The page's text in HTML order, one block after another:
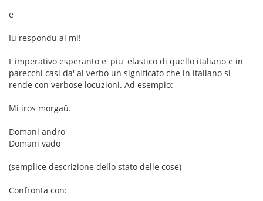
e
Iu respondu al mi!
L'imperativo esperanto e' piu' elastico di quello italiano e in
parecchi casi da' al verbo un significato che in italiano si
rende con verbose locuzioni. Ad esempio:
Mi iros morgaŭ.
Domani andro'
Domani vado
(semplice descrizione dello stato delle cose)
Confronta con: